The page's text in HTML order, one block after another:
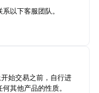
以下客服团队。
始交易之前，自行进
其他产品的性质。